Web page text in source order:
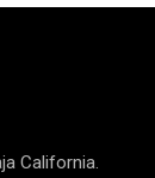
California.